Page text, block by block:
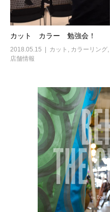
カット カラー 勉強会！
2018.05.15 カット , カラーリング,
店舗情報